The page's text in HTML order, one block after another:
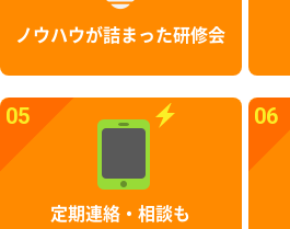
ノウハウが詰まった研修会
05
定期連絡・相談も
06